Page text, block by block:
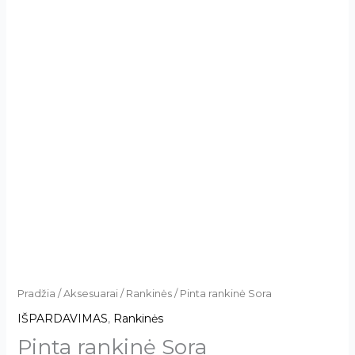
Pradžia / Aksesuarai/ Rankinės/ Pinta rankinė Sora
IŠPARDAVIMAS, Rankinės
Pinta rankinė Sora